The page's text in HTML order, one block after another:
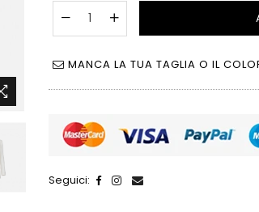
MANCA LA TUA TAGLIA O IL
Seguici: